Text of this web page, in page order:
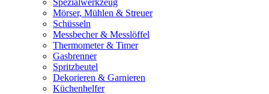
Spezialwerkzeug
Mörser, Mühlen & Streuer
Schüsseln
Messbecher & Messlöffel
Thermometer & Timer
Gasbrenner
Spritzbeutel
Dekorieren & Garnieren
Küchenhelfer